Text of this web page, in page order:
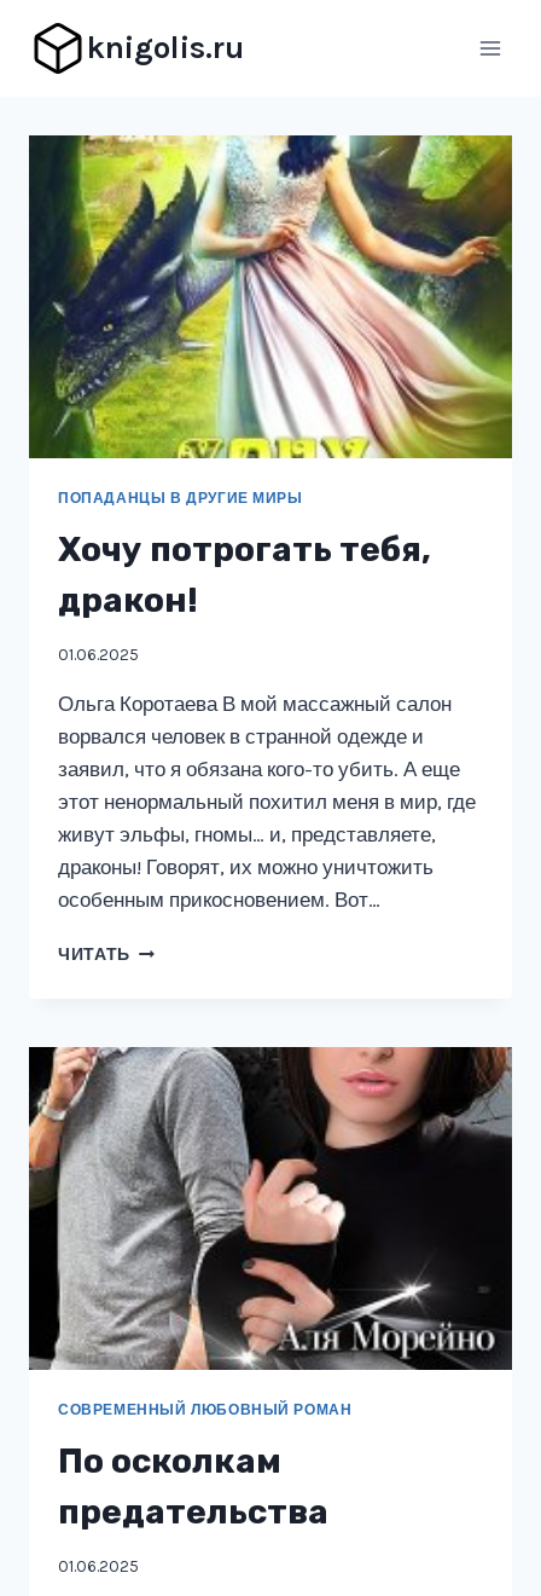
содержимому
knigolis.ru
ПОПАДАНЦЫ В ДРУГИЕ МИРЫ
Хочу потрогать тебя,
дракон!
01.06.2025
Ольга Коротаева В мой массажный салон
ворвался человек в странной одежде и
заявил, что я обязана кого-то убить. А еще
этот ненормальный похитил меня в мир, где
живут эльфы, гномы… и, представляете,
драконы! Говорят, их можно уничтожить
особенным прикосновением. Вот…
ЧИТАТЬ ХОЧУ
СОВРЕМЕННЫЙ ЛЮБОВНЫЙ РОМАН
По осколкам
предательства
01.06.2025